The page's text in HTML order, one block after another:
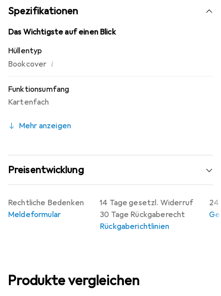
zuverlässige Wahl für eine anspruchsvolle Kundschaft.
Spezifikationen
Das Wichtigste auf einen Blick
Hüllentyp
Bookcover i
Funktionsumfang
Kartenfach
Mehr anzeigen
Preisentwicklung
14 Tage gesetzl. Widerruf
30 Tage Rückgaberecht
Rückgaberichtlinien
24
Rechtliche Bedenken
Meldeformular
Produkte vergleichen